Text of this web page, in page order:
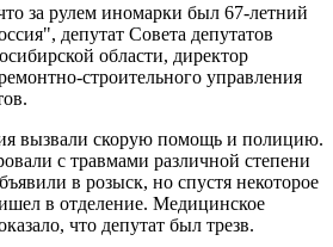
за рулем иномарки был 67-летний
депутат Совета депутатов
области, директор
строительного управления
вызвали скорую помощь и полицию.
с травмами различной степени
в розыск, но спустя некоторое
в отделение. Медицинское
что депутат был трезв.